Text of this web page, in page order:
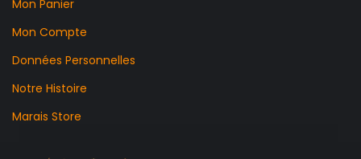
Mon Panier
Mon Compte
Données Personnelles
Notre Histoire
Marais Store